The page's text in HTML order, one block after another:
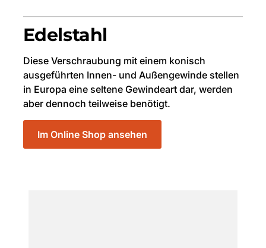
Edelstahl
Diese Verschraubung mit einem konisch
ausgeführten Innen- und Außengewinde stellen
in Europa eine seltene Gewindeart dar, werden
aber dennoch teilweise benötigt.
Im Online Shop ansehen